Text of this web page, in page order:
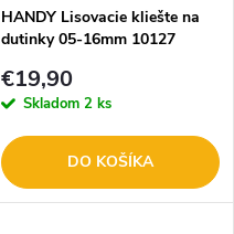
HANDY Lisovacie kliešte na
dutinky 05-16mm 10127
€19,90
Skladom 2 ks
DO KOŠÍKA